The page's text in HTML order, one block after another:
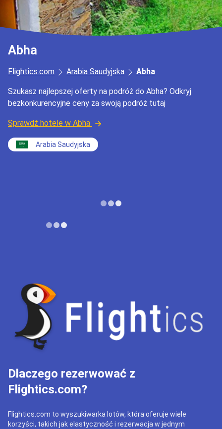
Abha
Flightics.com Arabia Saudyjska Abha
Szukasz najlepszej oferty na podróż do Abha? Odkryj
bezkonkurencyjne ceny za swoją podróż tutaj
Sprawdź hotele w Abha
Arabia Saudyjska
Dlaczego rezerwować z
Flightics.com?
Flightics.com to wyszukiwarka lotów, która oferuje wiele
korzyści, takich jak elastyczność i rezerwacja w jednym